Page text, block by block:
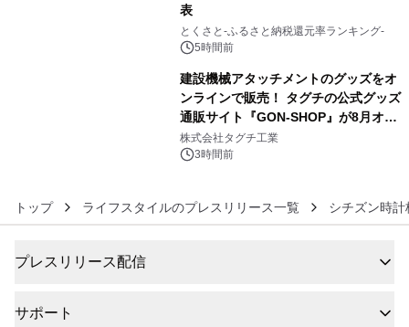
表
とくさと-ふるさと納税還元率ランキング-
5時間前
建設機械アタッチメントのグッズをオ
ンラインで販売！ タグチの公式グッズ
通販サイト『GON-SHOP』が8月オー
プン
株式会社タグチ工業
3時間前
トップ ライフスタイルのプレスリリース一覧 シチズン時計
プレスリリース配信
サポート